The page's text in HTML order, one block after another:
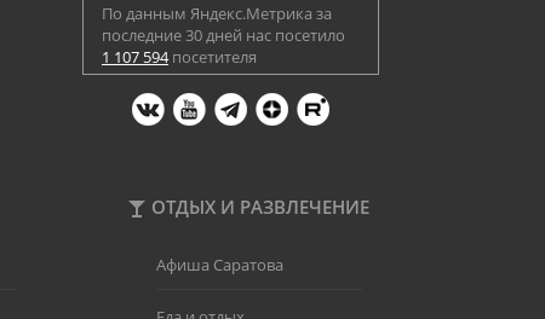
По данным Яндекс.Метрика за
последние 30 дней нас посетило
1 107 594посетителя
ОТДЫХ И РАЗВЛЕЧЕНИЕ
Афиша Саратова